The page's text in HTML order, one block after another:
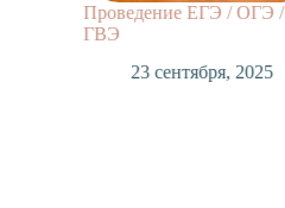
Проведение ЕГЭ / ОГЭ /
ГВЭ
23 сентября, 2025